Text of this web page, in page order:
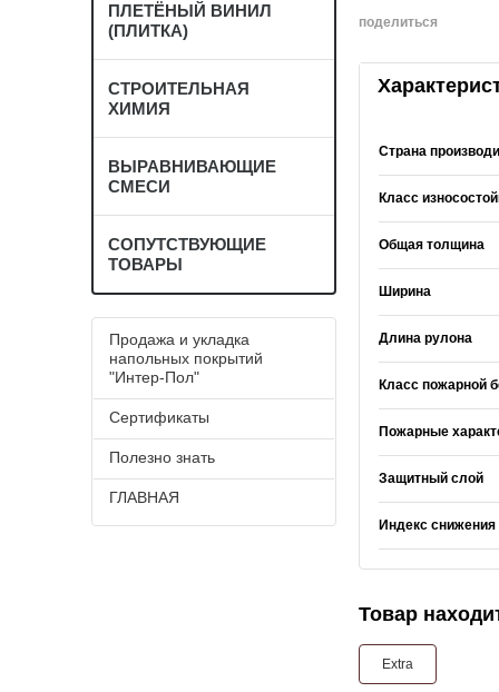
поделиться
Страна
Класс
Общая толщина
Ширина
Длина рулона
Класс пожарной
Пожарные
Защитный слой
Индекс
Товар
Extra
ПЛЕТЁНЫЙ ВИНИЛ
(ПЛИТКА)
СТРОИТЕЛЬНАЯ
ХИМИЯ
ВЫРАВНИВАЮЩИЕ
СМЕСИ
СОПУТСТВУЮЩИЕ
ТОВАРЫ
Продажа и укладка
напольных покрытий
"Интер-Пол"
Сертификаты
Полезно знать
ГЛАВНАЯ